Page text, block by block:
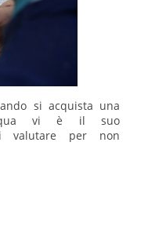
si acquista una
vi è il suo
valutare per non